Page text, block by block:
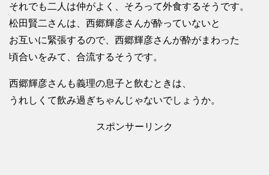
それでも二人は仲がよく、そろって外食するそうです。
松田賢二さんは、西郷輝彦さんが酔っていないと
お互いに緊張するので、西郷輝彦さんが酔がまわった
頃合いをみて、合流するそうです。
西郷輝彦さんも義理の息子と飲むときは、
うれしくて飲み過ぎちゃんじゃないでしょうか。
スポンサーリンク